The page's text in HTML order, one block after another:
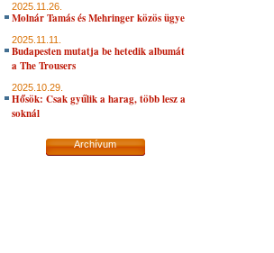
2025.11.26.
Molnár Tamás és Mehringer közös ügye
2025.11.11.
Budapesten mutatja be hetedik albumát
a The Trousers
2025.10.29.
Hősök: Csak gyűlik a harag, több lesz a
soknál
Archívum